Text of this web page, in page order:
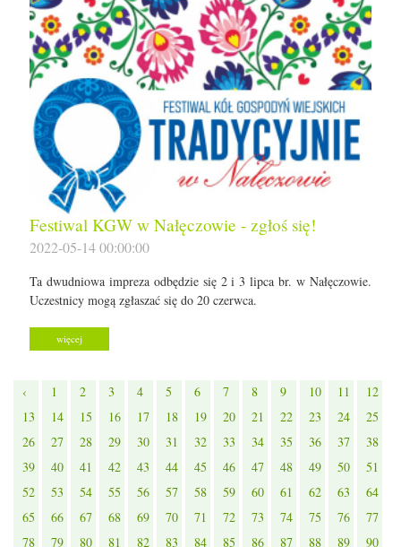
Festiwal KGW w Nałęczowie - zgłoś się!
2022-05-14 00:00:00
Ta dwudniowa impreza odbędzie się 2 i 3 lipca br. w Nałęczowie.
Uczestnicy mogą zgłaszać się do 20 czerwca.
więcej
‹ 1 2 3 4 5 6 7 8 9 10 11
12
13
14 15 16 17 18 19 20 21 22 23 24
25
26
27 28 29 30 31 32 33 34 35 36 37
38
39
40 41 42 43 44 45 46 47 48 49 50
51
52
53 54 55 56 57 58 59 60 61 62 63
64
65
66 67 68 69 70 71 72 73 74 75 76
77
78
79 80 81 82 83 84 85 86 87 88 89 90